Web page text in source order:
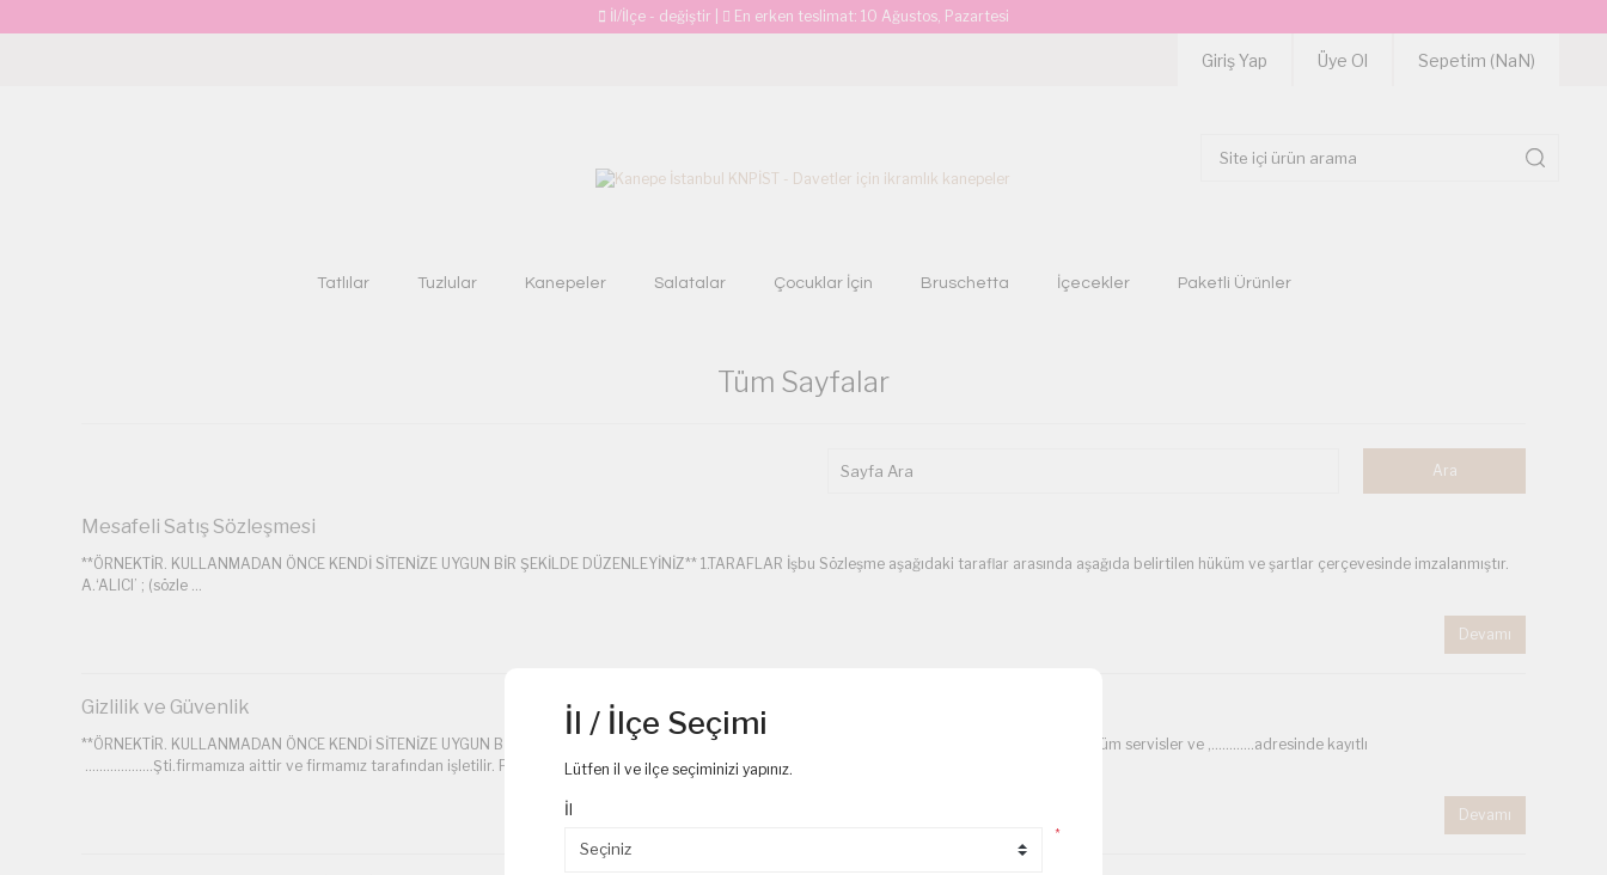
İl/İlçe - değiştir En erken teslimat: 10 Ağustos, Pazartesi
Giriş Yap Üye Ol Sepetim (NaN)
Tatlılar Tuzlular Kanepeler Salatalar Çocuklar İçin Bruschetta İçecekler Paketli Ürünler
Tüm Sayfalar
Mesafeli Satış Sözleşmesi
**ÖRNEKTİR. KULLANMADAN ÖNCE KENDİ SİTENİZE UYGUN BİR ŞEKİLDE DÜZENLEYİNİZ** 1.TARAFLAR İşbu Sözleşme aşağıdaki taraflar arasında aşağıda belirtilen hüküm ve şartlar çerçevesinde imzalanmıştır.
A.‘ALICI’ ; (sözle ...
Devamı
Gizlilik ve Güvenlik
**ÖRNEKTİR. KULLANMADAN ÖNCE KENDİ SİTENİZE UYGUN BİR ŞEKİLDE DÜZENLEYİNİZ** GİZLİLİK VE GÜVENLİK POLİTİKASI Mağazamızda verilen tüm servisler ve ,…………adresinde kayıtlı
……………….Şti.firmamıza aittir ve firmamız tarafından işletilir. Firmamız,çeş ...
Devamı
İl / İlçe Seçimi
Lütfen il ve ilçe seçiminizi yapınız.
İl
*